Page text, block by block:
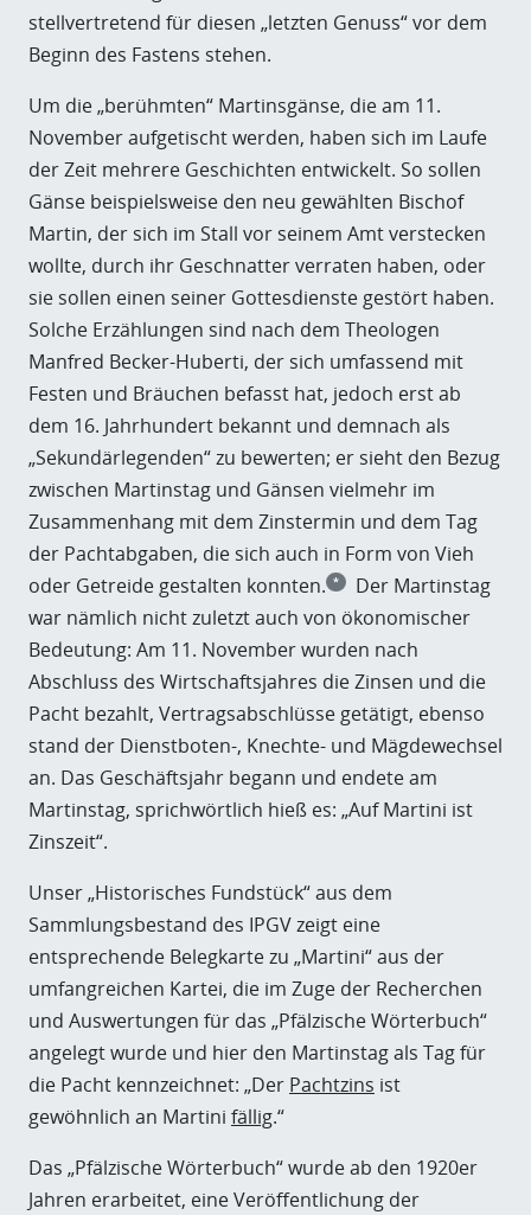
stellvertretend für diesen „letzten Genuss“ vor dem
Beginn des Fastens stehen.
Um die „berühmten“ Martinsgänse, die am 11.
November aufgetischt werden, haben sich im Laufe
der Zeit mehrere Geschichten entwickelt. So sollen
Gänse beispielsweise den neu gewählten Bischof
Martin, der sich im Stall vor seinem Amt verstecken
wollte, durch ihr Geschnatter verraten haben, oder
sie sollen einen seiner Gottesdienste gestört haben.
Solche Erzählungen sind nach dem Theologen
Manfred Becker-Huberti, der sich umfassend mit
Festen und Bräuchen befasst hat, jedoch erst ab
dem 16. Jahrhundert bekannt und demnach als
„Sekundärlegenden“ zu bewerten; er sieht den Bezug
zwischen Martinstag und Gänsen vielmehr im
Zusammenhang mit dem Zinstermin und dem Tag
der Pachtabgaben, die sich auch in Form von Vieh
oder Getreide gestalten konnten. * Der Martinstag
war nämlich nicht zuletzt auch von ökonomischer
Bedeutung: Am 11. November wurden nach
Abschluss des Wirtschaftsjahres die Zinsen und die
Pacht bezahlt, Vertragsabschlüsse getätigt, ebenso
stand der Dienstboten-, Knechte- und Mägdewechsel
an. Das Geschäftsjahr begann und endete am
Martinstag, sprichwörtlich hieß es: „Auf Martini ist
Zinszeit“.
Unser „Historisches Fundstück“ aus dem
Sammlungsbestand des IPGV zeigt eine
entsprechende Belegkarte zu „Martini“ aus der
umfangreichen Kartei, die im Zuge der Recherchen
und Auswertungen für das „Pfälzische Wörterbuch“
angelegt wurde und hier den Martinstag als Tag für
die Pacht kennzeichnet: „Der Pachtzins ist
gewöhnlich an Martini fällig.“
Das „Pfälzische Wörterbuch“ wurde ab den 1920er
Jahren erarbeitet, eine Veröffentlichung der